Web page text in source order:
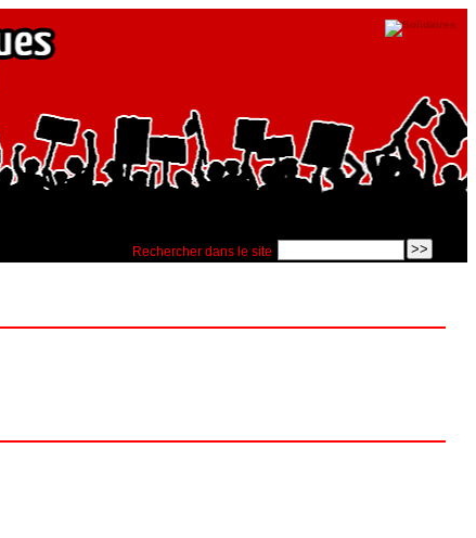
Rechercher dans le site